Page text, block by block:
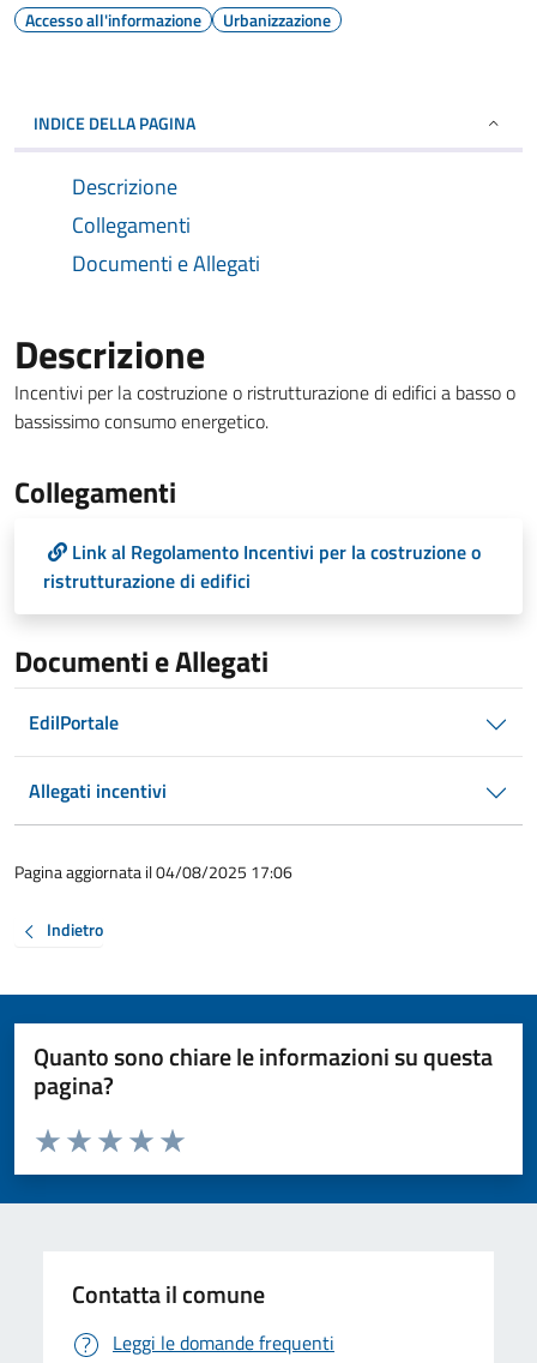
Accesso all'informazione Urbanizzazione
INDICE DELLA PAGINA
Descrizione
Collegamenti
Documenti e Allegati
Descrizione
Incentivi per la costruzione o ristrutturazione di edifici a basso o
bassissimo consumo energetico.
Collegamenti
Link al Regolamento Incentivi per la costruzione o
ristrutturazione di edifici
Documenti e Allegati
EdilPortale
Allegati incentivi
Pagina aggiornata il 04/08/2025 17:06
Indietro
Quanto sono chiare le informazioni su questa
pagina?
Valuta da 1 a 5 stelle la pagina
Valuta 5 stelle su 5
Valuta 4 stelle su 5
Valuta 3 stelle su 5
Valuta 2 stelle su 5
Valuta 1 stelle su 5
Contatta il comune
Leggi le domande frequenti